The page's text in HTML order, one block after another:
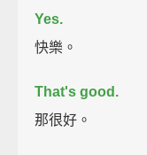
Yes.
快樂。
That's good.
那很好。